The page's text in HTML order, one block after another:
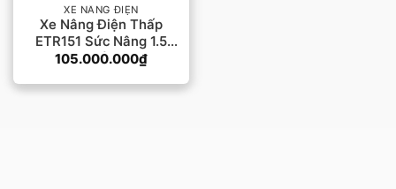
XE NÂNG ĐIỆN
Xe Nâng Điện Thấp
ETR151 Sức Nâng 1.5
Tấn
105.000.000₫